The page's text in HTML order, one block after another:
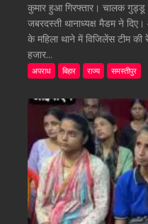
कुमार हुआ गिरफ्तार। चालक गुड्डू
जबरदस्ती थानाध्यक्ष मैडम ने
के महिला थाने में विजिलेंस टीम
हजार...
अपराध बिहार राज्य समस्तीपुर